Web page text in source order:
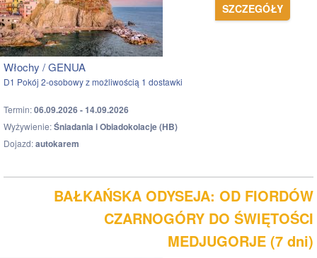
SZCZEGÓŁY
Włochy / GENUA
D1 Pokój 2-osobowy z możliwością 1 dostawki
Termin:06.09.2026 - 14.09.2026
Wyżywienie:Śniadania i Obiadokolacje (HB)
Dojazd:autokarem
BAŁKAŃSKA ODYSEJA: OD FIORDÓW
CZARNOGÓRY DO ŚWIĘTOŚCI
MEDJUGORJE (7 dni)